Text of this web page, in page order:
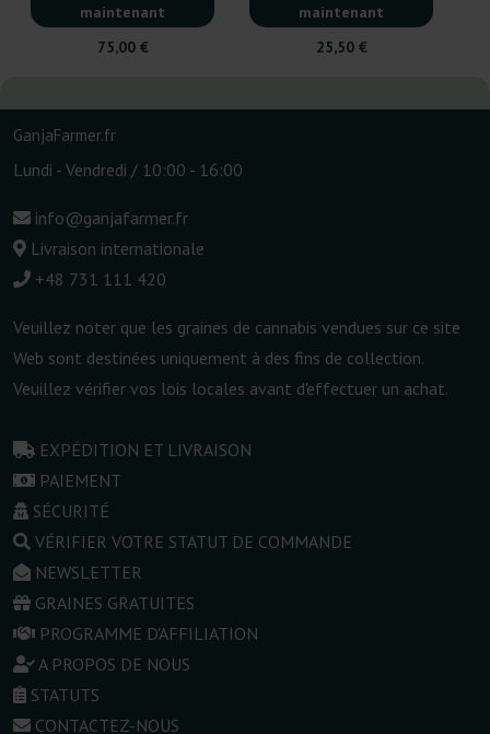
maintenant
75,00 €
maintenant
25,50 €
GanjaFarmer.fr
Lundi - Vendredi / 10:00 - 16:00
info@ganjafarmer.fr
Livraison internationale
+48 731 111 420
Veuillez noter que les graines de cannabis vendues sur ce site
Web sont destinées uniquement à des fins de collection.
Veuillez vérifier vos lois locales avant d'effectuer un achat.
EXPÉDITION ET LIVRAISON
PAIEMENT
SÉCURITÉ
VÉRIFIER VOTRE STATUT DE COMMANDE
NEWSLETTER
GRAINES GRATUITES
PROGRAMME D'AFFILIATION
A PROPOS DE NOUS
STATUTS
CONTACTEZ-NOUS